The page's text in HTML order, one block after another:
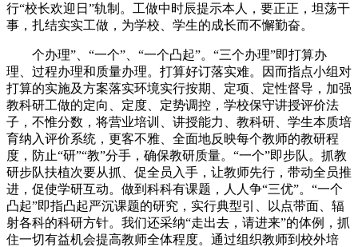
行“校长欢迎日”轨制。工做中时辰提示本人，要正正，坦荡干
事，扎结实实工做，为学校、学生的成长而不懈勤奋。
个办理”、“一个”、“一个凸起”。“三个办理”即打算办
理、过程办理和质量办理。打算好订落实难。因而指点小组对
打算的实施及方案落实环境实行按期、定项、定性督导，加强
教科研工做的定向、定度、定势调控，学校保守讲授评价法
子，不惟分数，将营业培训、讲授能力、教科研、学生本质培
育纳入评价系统，更客不雅、全面地反映每个教师的教研程
度，防止“研”“教”分手，确保教研质量。“一个”即步队。抓教
研步队扶植次要从抓、促全员入手，让教师先行，带动全员推
进，促使学研互动。做到科科有课题，人人争“三优”。“一个
凸起”即指凸起严沉课题的研究，实行典型引、以点带面、辐
射各科的科研方针。我们还采纳“走出去，请进来”的体例，抓
住一切有益机会提高教师全体程度。通过组织教师到校外培